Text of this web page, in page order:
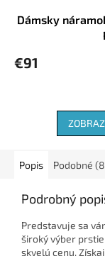
Dámsky
€91
Popis Podobné
Podrobný
Predstavuje sa
široký výber
skvelú cenu.